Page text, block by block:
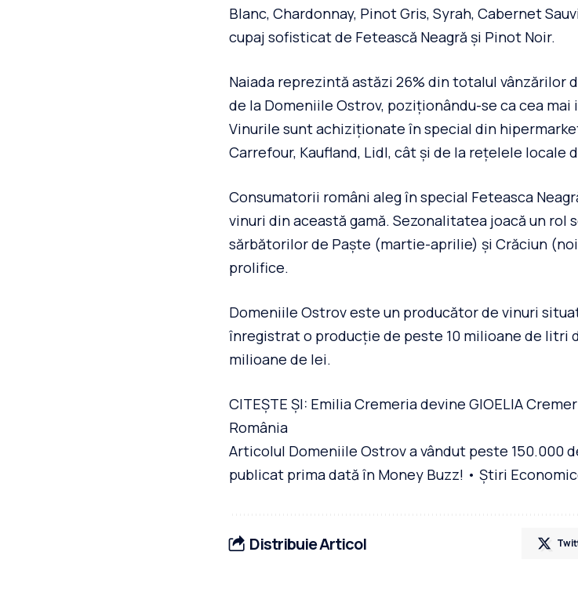
Blanc, Chardonnay, Pinot Gris, Syrah, Cabernet
cupaj sofisticat de Fetească Neagră și Pinot Noir.
Naiada reprezintă astăzi 26% din totalul vânzărilor
de la Domeniile Ostrov, poziționându-se ca cea
Vinurile sunt achiziționate în special din
Carrefour, Kaufland, Lidl, cât și de la rețelele locale
Consumatorii români aleg în special Feteasca
vinuri din această gamă. Sezonalitatea joacă un rol
sărbătorilor de Paște (martie-aprilie) și Crăciun
prolifice.
Domeniile Ostrov este un producător de vinuri
înregistrat o producție de peste 10 milioane de litri
milioane de lei.
CITEȘTE ȘI: Emilia Cremeria devine GIOELIA
România
Articolul Domeniile Ostrov a vândut peste 150.000
publicat prima dată în Money Buzz! • Știri
Distribuie Articol